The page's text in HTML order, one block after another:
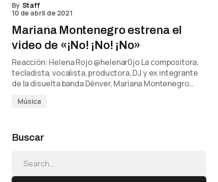
By Staff
10 de abril de 2021
Mariana Montenegro estrena el
video de «¡No! ¡No! ¡No»
Reacción: Helena Rojo @helenar0jo La compositora,
tecladista, vocalista, productora, DJ y ex integrante
de la disuelta banda Dënver, Mariana Montenegro…
Música
Buscar